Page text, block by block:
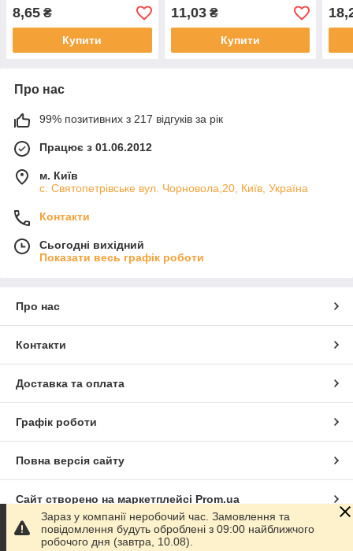
8,65 ₴
Купити
11,03₴
Купити
Про нас
99% позитивних з 217 відгуків за рік
Працює з 01.06.2012
м. Київ
с. Святопетрівське вул. Чорновола,20, Київ, Україна
Контакти
Сьогодні вихідний
Показати весь графік роботи
Про нас
Контакти
Доставка та оплата
Графік роботи
Повна версія сайту
Сайт створено на маркетплейсі Prom.ua
Політика конфіденційності
Зараз у компанії неробочий час. Замовлення та
повідомлення будуть оброблені з 09:00 найближчого
робочого дня (завтра, 10.08).